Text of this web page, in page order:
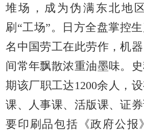
堆场，成为伪满东北地
刷“工场”。日方全盘掌控
名中国劳工在此劳作，机
间常年飘散浓重油墨味。
期该厂职工达1200余人，
课、人事课、活版课、证
要印刷品包括《政府公报